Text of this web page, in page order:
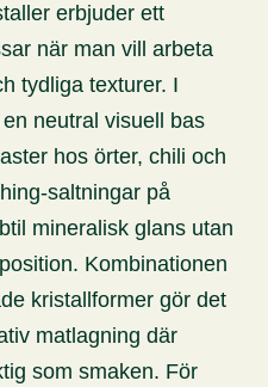
erbjuder ett
när man vill arbeta
tydliga texturer. I
neutral visuell bas
hos örter, chili och
saltningar på
mineralisk glans utan
Kombinationen
kristallformer gör det
matlagning där
som smaken. För